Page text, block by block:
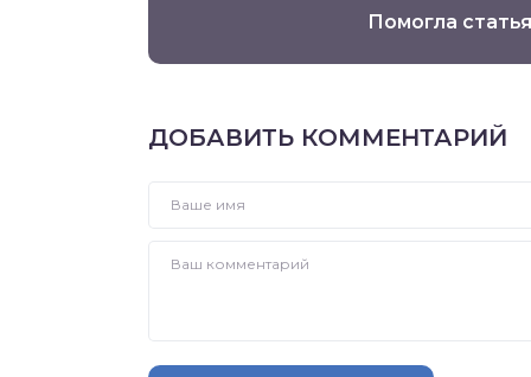
Помогла
ДОБАВИТЬ КОММЕНТАРИЙ